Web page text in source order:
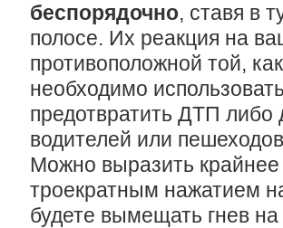
беспорядочно, ставя в
полосе. Их реакция на
противоположной той,
необходимо
предотвратить ДТП либо
водителей или
Можно выразить
троекратным нажатием
будете вымещать гнев